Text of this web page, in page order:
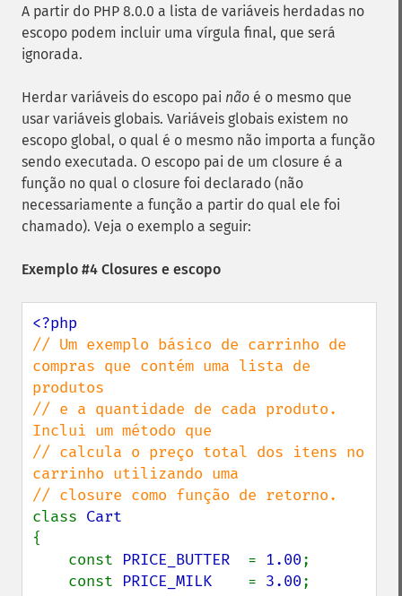
A partir do PHP 8.0.0 a lista de variáveis herdadas no
escopo podem incluir uma vírgula final, que será
ignorada.
Herdar variáveis do escopo pai não é o mesmo que
usar variáveis globais. Variáveis globais existem no
escopo global, o qual é o mesmo não importa a função
sendo executada. O escopo pai de um closure é a
função no qual o closure foi declarado (não
necessariamente a função a partir do qual ele foi
chamado). Veja o exemplo a seguir:
Exemplo #4 Closures e escopo
// Um exemplo básico de carrinho de
compras que contém uma lista de
produtos
// e a quantidade de cada produto.
Inclui um método que
// calcula o preço total dos itens no
carrinho utilizando uma
class
{
    const
PRICE_BUTTER = 1.00;
    const
PRICE_MILK = 3.00;